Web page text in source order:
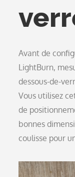
Avant de
LightBurn,
dessous-de-
Vous utilisez
de
bonnes
coulisse pour